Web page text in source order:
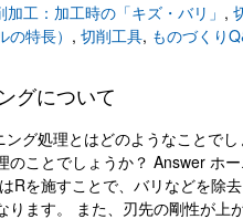
加工：加工時の「キズ・バリ」 ,
特長） , 切削工具, ものづくり
グについて
グ処理とはどのようなことで
のことでしょうか？ Answer ホ
Rを施すことで、バリなどを除
ります。 また、刃先の剛性が